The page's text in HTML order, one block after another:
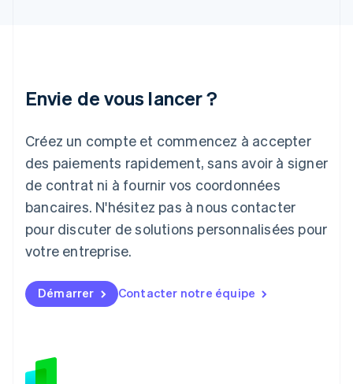
Envie de vous lancer ?
Créez un compte et commencez à accepter
des paiements rapidement, sans avoir à signer
de contrat ni à fournir vos coordonnées
bancaires. N'hésitez pas à nous contacter
pour discuter de solutions personnalisées pour
votre entreprise.
Démarrer Contacter notre équipe
Japon
Lettonie
English
Liechtenstein
DeutschEnglish
Lituanie
Luxembourg
FrançaisDeutschEnglish
English简体中文
Malte
Norvège